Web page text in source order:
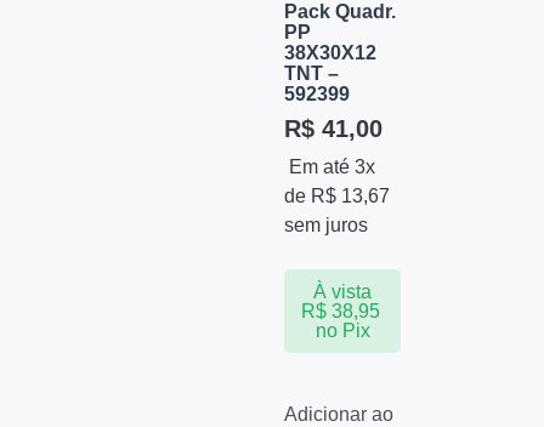
Pack Quadr.
PP
38X30X12
TNT –
592399
R$ 41,00
Em até 3x
de R$ 13,67
sem juros
À vista
R$38,95
no Pix
Adicionar ao